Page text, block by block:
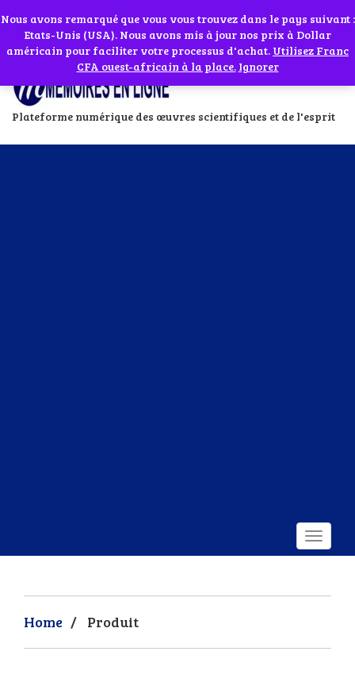
Abonnes toi à notre chaîne WhatsApp en cliquant sur l'icône en face
Plateforme numérique des œuvres scientifiques et de l'esprit
Home / Produit
Si vous avez besoin d'assistance Contactez-nous par WhatsApp au
+229 01 95 33 60 26Ignorer
Nous avons remarqué que vous vous trouvez dans le pays suivant :
Etats-Unis (USA). Nous avons mis à jour nos prix à Dollar
américain pour faciliter votre processus d'achat. Utilisez Franc
CFA ouest-africain à la place. Ignorer